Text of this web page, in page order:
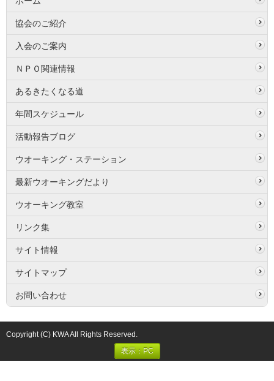
協会のご紹介
入会のご案内
ＮＰＯ関連情報
あるきたくなる道
年間スケジュール
活動報告ブログ
ウオーキング・ステーション
最新ウオーキングだより
ウオーキング教室
リンク集
サイト情報
サイトマップ
お問い合わせ
Copyright (C) KWA All Rights Reserved.
表示：PC